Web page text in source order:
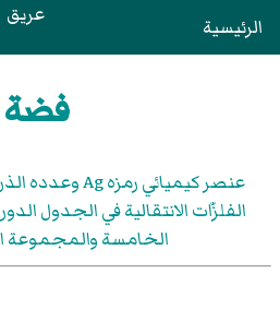
الرئيسية عريق
فضة
الفلزّات الانتقالية في الجدول
الخامسة والمجموعة